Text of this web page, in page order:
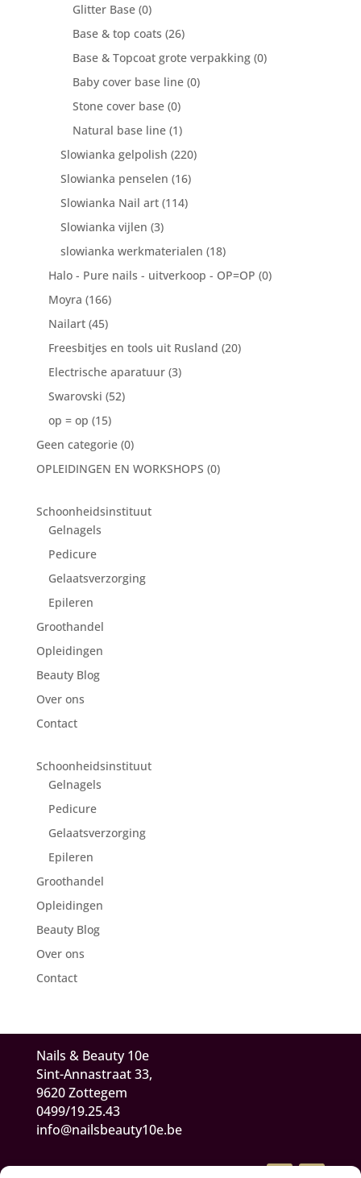
Glitter Base (0)
Base & top coats (26)
Base & Topcoat grote verpakking (0)
Baby cover base line (0)
Stone cover base (0)
Natural base line (1)
Slowianka gelpolish (220)
Slowianka penselen (16)
Slowianka Nail art (114)
Slowianka vijlen (3)
slowianka werkmaterialen (18)
Halo - Pure nails - uitverkoop - OP=OP (0)
Moyra (166)
Nailart (45)
Freesbitjes en tools uit Rusland (20)
Electrische aparatuur (3)
Swarovski (52)
op = op (15)
Geen categorie (0)
OPLEIDINGEN EN WORKSHOPS (0)
Schoonheidsinstituut
Gelnagels
Pedicure
Gelaatsverzorging
Epileren
Groothandel
Opleidingen
Beauty Blog
Over ons
Contact
Schoonheidsinstituut
Gelnagels
Pedicure
Gelaatsverzorging
Epileren
Groothandel
Opleidingen
Beauty Blog
Over ons
Contact
Nails & Beauty 10e
Sint-Annastraat 33,
9620 Zottegem
0499/19.25.43
info@nailsbeauty10e.be